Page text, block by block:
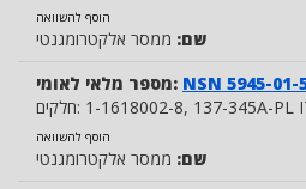
הוסף להשוואה
שם: ממסר אלקטרומגנטי
מספר מלאי לאומי: NSN 5945-01-
חלקים: 1-1618002-8, 137-345A-PL
הוסף להשוואה
שם: ממסר אלקטרומגנטי